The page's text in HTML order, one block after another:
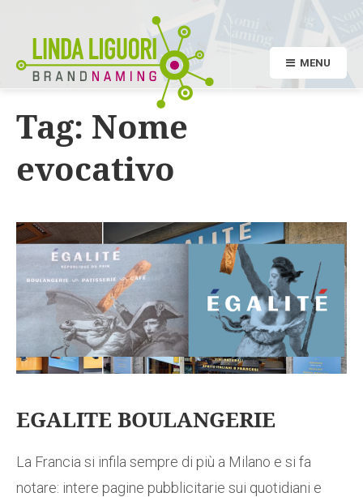
MENU
Tag: Nome
evocativo
EGALITE BOULANGERIE
La Francia si infila sempre di più a Milano e si fa
notare: intere pagine pubblicitarie sui quotidiani e